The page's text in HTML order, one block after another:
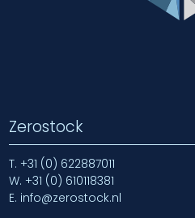
Zerostock
T. +31 (0) 622887011
W. +31 (0) 610118381
E. info@zerostock.nl